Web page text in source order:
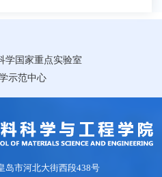
学国家重点实验室
示范中心
岛市河北大街西段438号